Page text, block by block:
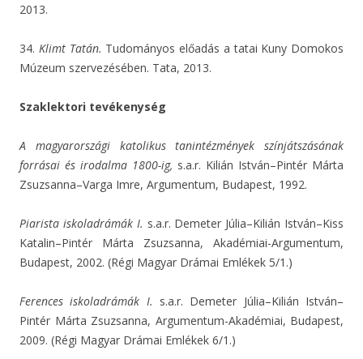
2013.
34. Klimt Tatán. Tudományos előadás a tatai Kuny Domokos
Múzeum szervezésében. Tata, 2013.
Szaklektori tevékenység
A magyarországi katolikus tanintézmények színjátszásának
forrásai és irodalma 1800-ig, s.a.r. Kilián István–Pintér Márta
Zsuzsanna–Varga Imre, Argumentum, Budapest, 1992.
Piarista iskoladrámák I. s.a.r. Demeter Júlia–Kilián István–Kiss
Katalin–Pintér Márta Zsuzsanna, Akadémiai-Argumentum,
Budapest, 2002. (Régi Magyar Drámai Emlékek 5/1.)
Ferences iskoladrámák I. s.a.r. Demeter Júlia–Kilián István–
Pintér Márta Zsuzsanna, Argumentum-Akadémiai, Budapest,
2009. (Régi Magyar Drámai Emlékek 6/1.)